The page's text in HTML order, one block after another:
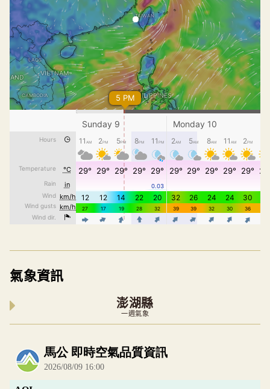
氣象資訊
澎湖縣
一週氣象
內嵌空氣品質小工具為視覺預覽，完整即時空